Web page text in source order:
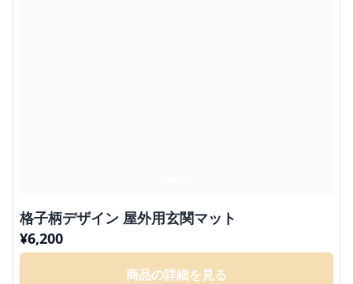
格子柄デザイン 屋外用玄関マット
¥6,200
商品の詳細を見る